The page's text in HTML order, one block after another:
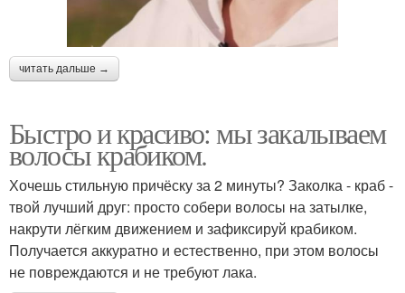
читать дальше →
Быстро и красиво: мы закалываем
волосы крабиком.
Хочешь стильную причёску за 2 минуты? Заколка - краб -
твой лучший друг: просто собери волосы на затылке,
накрути лёгким движением и зафиксируй крабиком.
Получается аккуратно и естественно, при этом волосы
не повреждаются и не требуют лака.